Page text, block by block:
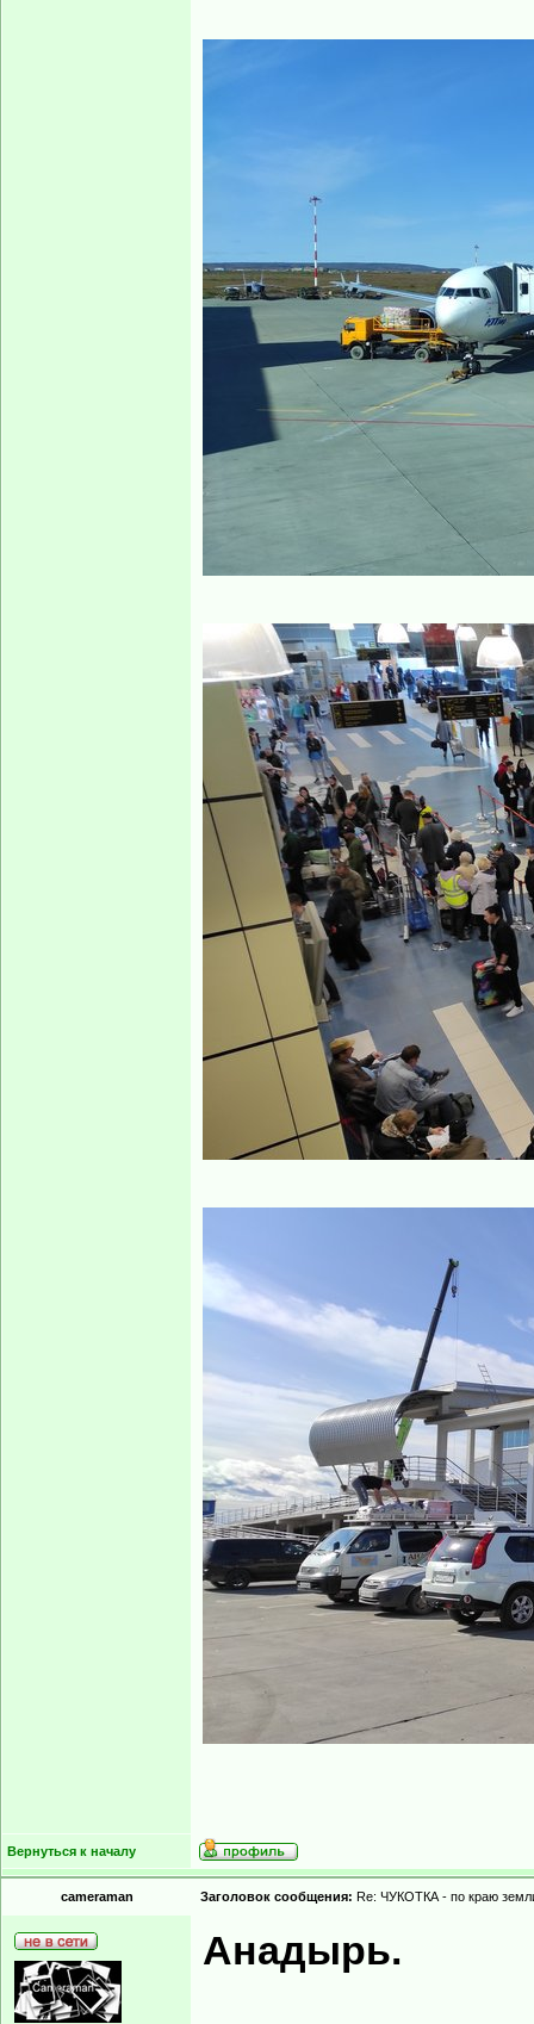
Вернуться к началу
cameraman Заголовок сообщения: Re: ЧУКОТКА - по краю
Анадырь.